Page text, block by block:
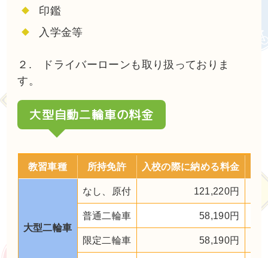
印鑑
入学金等
２. ドライバーローンも取り扱っておりま
す。
大型自動二輪車の料金
教習車種 所持免許 入校の際に納める料金
大型二輪車
なし、原付 121,220円
普通二輪車 58,190円
限定二輪車 58,190円